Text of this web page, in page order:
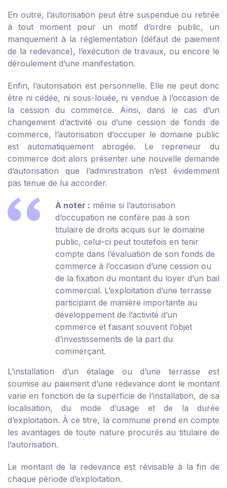
En outre, l’autorisation peut être suspendue ou retirée
à tout moment pour un motif d’ordre public, un
manquement à la réglementation (défaut de paiement
de la redevance), l’exécution de travaux, ou encore le
déroulement d’une manifestation.
Enfin, l’autorisation est personnelle. Elle ne peut donc
être ni cédée, ni sous-louée, ni vendue à l’occasion de
la cession du commerce. Ainsi, dans le cas d’un
changement d’activité ou d’une cession de fonds de
commerce, l’autorisation d’occuper le domaine public
est automatiquement abrogée. Le repreneur du
commerce doit alors présenter une nouvelle demande
d’autorisation que l’administration n’est évidemment
pas tenue de lui accorder.
À noter : même si l’autorisation
d’occupation ne confère pas à son
titulaire de droits acquis sur le domaine
public, celui-ci peut toutefois en tenir
compte dans l’évaluation de son fonds de
commerce à l’occasion d’une cession ou
de la fixation du montant du loyer d’un bail
commercial. L’exploitation d’une terrasse
participant de manière importante au
développement de l’activité d’un
commerce et faisant souvent l’objet
d’investissements de la part du
commerçant.
L’installation d’un étalage ou d’une terrasse est
soumise au paiement d’une redevance dont le montant
varie en fonction de la superficie de l’installation, de sa
localisation, du mode d’usage et de la durée
d’exploitation. À ce titre, la commune prend en compte
les avantages de toute nature procurés au titulaire de
l’autorisation.
Le montant de la redevance est révisable à la fin de
chaque période d’exploitation.